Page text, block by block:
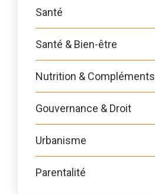
Santé
Santé & Bien-être
Nutrition & Compléments
Gouvernance & Droit
Urbanisme
Parentalité